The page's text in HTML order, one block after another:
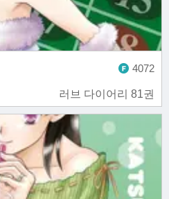
러브 다이어리 81권
4072